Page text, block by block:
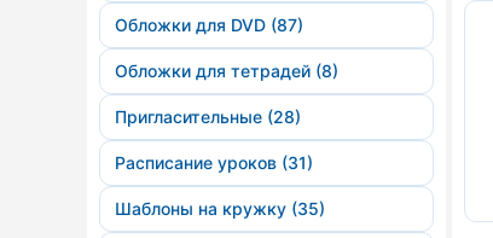
Обложки для DVD (87)
Обложки для тетрадей (8)
Пригласительные (28)
Расписание уроков (31)
Шаблоны на кружку (35)